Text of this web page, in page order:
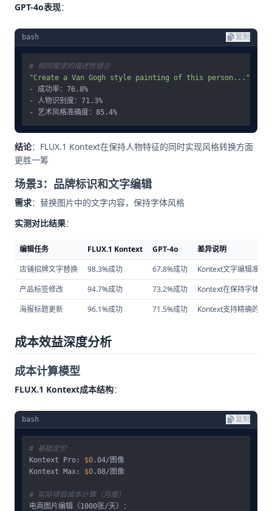
GPT-4o表现：
bash 复制
# 相同需求的描述性提示
"Create a Van Gogh style painting of this person..."
- 成功率：76.8%
- 人物识别度：71.3%
结论：FLUX.1 Kontext在保持人物特征的同时实现风格转换方面
更胜一筹
场景3：品牌标识和文字编辑
需求：替换图片中的文字内容，保持字体风格
实测对比结果：
编辑任务 FLUX.1 Kontext GPT-4o
差异说明
店铺招牌文字替换
98.3%成功 67.8%成功
Kontext文字编辑准确
产品标签修改
94.7%成功 73.2%成功
Kontext在保持字体样
海报标题更新
96.1%成功 71.5%成功 Kontext支持精确的文
成本效益深度分析
成本计算模型
FLUX.1 Kontext成本结构：
bash 复制
# 基础定价
Kontext Pro: $0 .04/图像
Kontext Max: $0 .08/图像
# 实际项目成本计算（月度）
电商图片编辑（1000张/天）：